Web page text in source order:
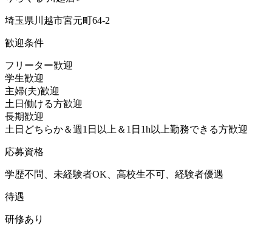
埼玉県川越市宮元町64-2
歓迎条件
フリーター歓迎
学生歓迎
主婦(夫)歓迎
土日働ける方歓迎
長期歓迎
土日どちらか＆週1日以上＆1日1h以上勤務できる方歓迎
応募資格
学歴不問、未経験者OK、高校生不可、経験者優遇
待遇
研修あり